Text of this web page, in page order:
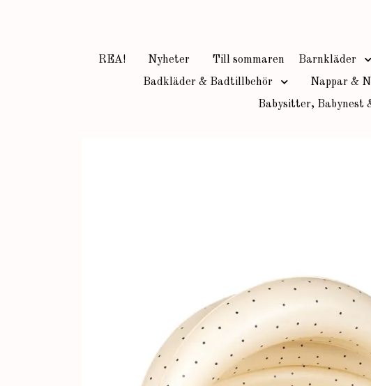
REA! Nyheter Till sommaren Barnkläder
Badkläder & Badtillbehör
Nappar &
Babysitter, Babynest